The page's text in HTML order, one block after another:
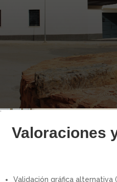
.
Valoraciones
Validación gráfica alternativa